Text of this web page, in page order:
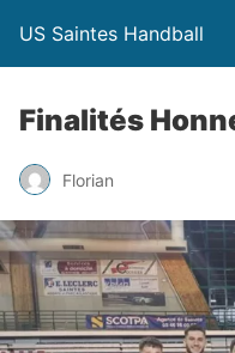
US Saintes Handball
Finalités
Florian